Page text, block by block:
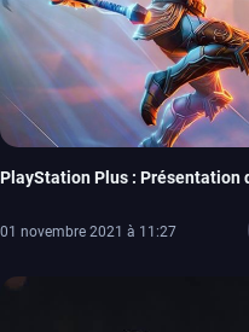
PlayStation Plus : Présentation
01 novembre 2021 à 11:27